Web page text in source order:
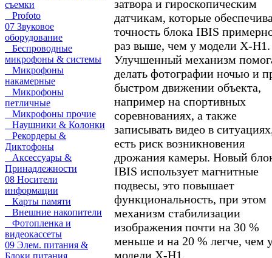
съемки
Profoto
07 Звуковое
оборудование
Беспроводные
микрофоны & системы
Микрофоны
накамерные
Микрофоны
петличные
Микрофоны прочие
Наушники & Колонки
Рекордеры &
Диктофоны
Аксессуары &
Принадлежности
08 Носители
информации
Карты памяти
Внешние накопители
Фотопленка и
видеокассеты
09 Элем. питания &
Блоки питания
затвора и гироскопическим
датчикам, которые
точность блока IBIS
раз выше, чем у модели X-H1.
Улучшенный механизм
делать фотографии ночью и
быстром движении объекта,
например на спортивных
соревнованиях, а также
записывать видео в
есть риск возникновения
дрожания камеры. Новый
IBIS использует магнитные
подвесы, это повышает
функциональность, при этом
механизм стабилизации
изображения почти на 30 %
меньше и на 20 % легче, чем
модели X-H1.